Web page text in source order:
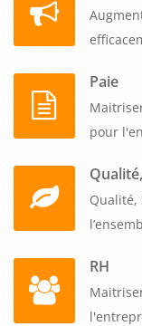
Paie
pour
Qualité,
RH